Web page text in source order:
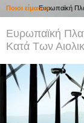
Ευρωπαϊκή
Κατά Των
Ευρωπαϊκή
Ποιοι είμαστε